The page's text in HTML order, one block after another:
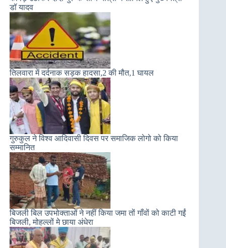
डॉ यादव
तिलवारा में दर्दनाक सड़क हादसा,2 की मौत,1 घायल
गुरुकुल ने विश्व आदिवासी दिवस पर समाजिक लोगो को किया
सम्मानित
बिजली बिल उपभोक्ताओं ने नहीं किया जमा तों गाँवों को काटी गईं
बिजली, मोहल्लों मे छाया अंधेरा